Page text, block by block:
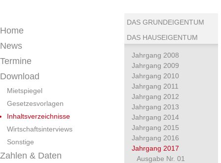
Home
News
Termine
Download
Mietspiegel
Gesetzesvorlagen
Inhaltsverzeichnisse
Wirtschaftsinterviews
Sonstige
Zahlen & Daten
DAS GRUNDEIGENTUM
DAS HAUSEIGENTUM
Jahrgang 2008
Jahrgang 2009
Jahrgang 2010
Jahrgang 2011
Jahrgang 2012
Jahrgang 2013
Jahrgang 2014
Jahrgang 2015
Jahrgang 2016
Jahrgang 2017
Ausgabe Nr. 01